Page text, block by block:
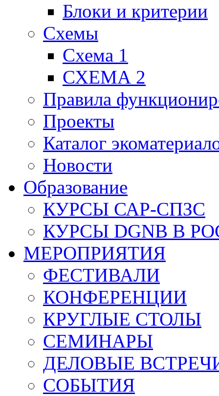
Блоки и критерии
Схемы
Схема 1
СХЕМА 2
Правила
Проекты
Каталог
Новости
Образование
КУРСЫ САР-СПЗС
КУРСЫ DGNB В
МЕРОПРИЯТИЯ
ФЕСТИВАЛИ
КОНФЕРЕНЦИИ
КРУГЛЫЕ СТОЛЫ
СЕМИНАРЫ
ДЕЛОВЫЕ
СОБЫТИЯ